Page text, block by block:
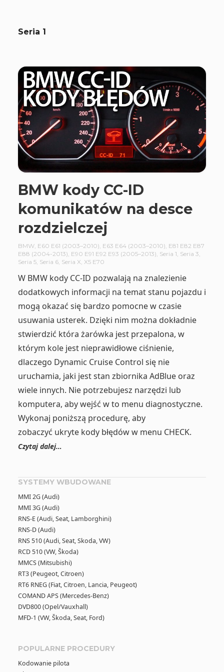
Seria 1
BMW kody CC-ID
komunikatów na desce
rozdzielczej
BMW, E60 E61 (2003–2010) E63 E64 (2003–2010) E81 E82 E87
E88 (2004-2013) E90 E91 E92 E93 (2005–2013) Seria 1 Seria 3
Seria 5, Seria 6, Seria X X5 E70
W BMW kody CC-ID pozwalają na znalezienie
dodatkowych informacji na temat stanu pojazdu i
mogą okazać się bardzo pomocne w czasie
usuwania usterek. Dzięki nim można dokładnie
stwierdzić która żarówka jest przepalona, w
którym kole jest nieprawidłowe ciśnienie,
dlaczego Dynamic Cruise Control się nie
uruchamia, jaki jest stan zbiornika AdBlue oraz
wiele innych. Nie potrzebujesz narzędzi lub
komputera, aby wejść w to menu diagnostyczne.
Wykonaj poniższą procedurę, aby
zobaczyć ukryte kody błędów w menu CHECK.
Czytaj dalej…
SYSTEMY WBUDOWANE
MMI 2G (Audi)
MMI 3G (Audi)
RNS-E (Audi, Seat, Lamborghini)
RNS-D (Audi)
RNS 510 (Audi, Seat, Skoda, VW)
RCD 510 (VW, Škoda)
MMCS (Mitsubishi)
RT3 (Peugeot, Citroen)
RT6 RNEG (Fiat, Citroen, Lancia, Peugeot)
COMAND APS (Mercedes-Benz)
DVD800 (Opel/Vauxhall)
MFD-1 (VW, Škoda, Seat, Ford)
POPULARNE PROCEDURY
Kodowanie pilota